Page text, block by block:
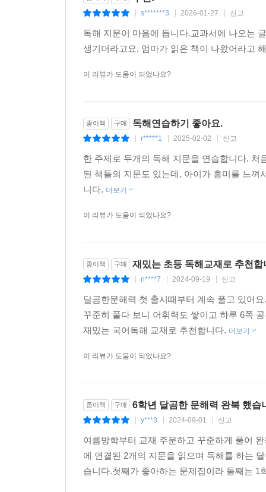
s*******3 2026-01-27 신고
독해 지문이 마음에 듭니다.교과서에 나오는
생기더라고요. 엄마가 읽은 책이 나왔어라고
이 리뷰가 도움이 되었나요?
종이책 구매 독해연습하기 좋아요.
r*****1 2025-02-02 신고
한 주제로 두개의 독해 지문을 연습합니다.
된 책들의 지문도 있는데, 아이가 흥미를 느
니다. 더보기
이 리뷰가 도움이 되었나요?
종이책 구매 재밌는 초등 독해교재로 추천합
n****7 2024-09-19 신고
달곰한문해력 첫 출시때부터 계속 풀고 있어
꾸준히 풀다 보니 어휘력도 쌓이고 하루 6쪽
재밌는 국어독해 교재로 추천합니다. 더보기
이 리뷰가 도움이 되었나요?
종이책 구매 6학년 달곰한 문해력 완북 했습
y***3 2024-09-01 신고
여름방학부터 교재 주문하고 꾸준하게 풀어
에 연결된 2개의 지문을 읽으며 독해를 하는
습니다.첫째가 좋아하는 문제집이라 둘째는